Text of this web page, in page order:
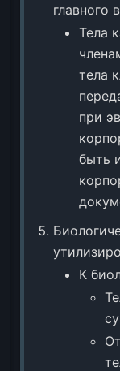
главного
Тела
тела
при
быть
К